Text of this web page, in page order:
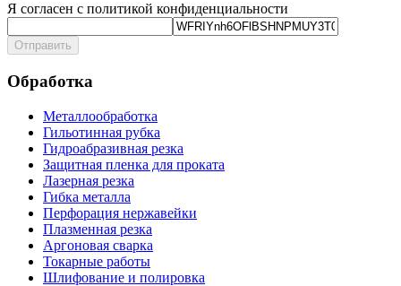
Я согласен с политикой конфиденциальности
Отправить
Обработка
Металлообработка
Гильотинная рубка
Гидроабразивная резка
Защитная пленка для проката
Лазерная резка
Гибка металла
Перфорация нержавейки
Плазменная резка
Аргоновая сварка
Токарные работы
Шлифование и полировка